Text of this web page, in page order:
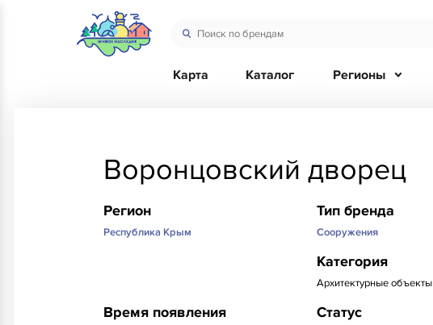
Карта Каталог Регионы
Воронцовский дворец
Регион
Республика Крым
Тип бренда
Сооружения
Категория
Архитектурные объекты
Время появления Статус